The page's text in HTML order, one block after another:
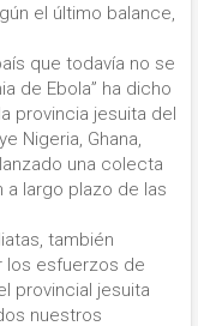
el último balance,
que todavía no se
de Ebola” ha dicho
provincia jesuita del
Nigeria, Ghana,
una colecta
largo plazo de las
también
los esfuerzos de
provincial jesuita
nuestros